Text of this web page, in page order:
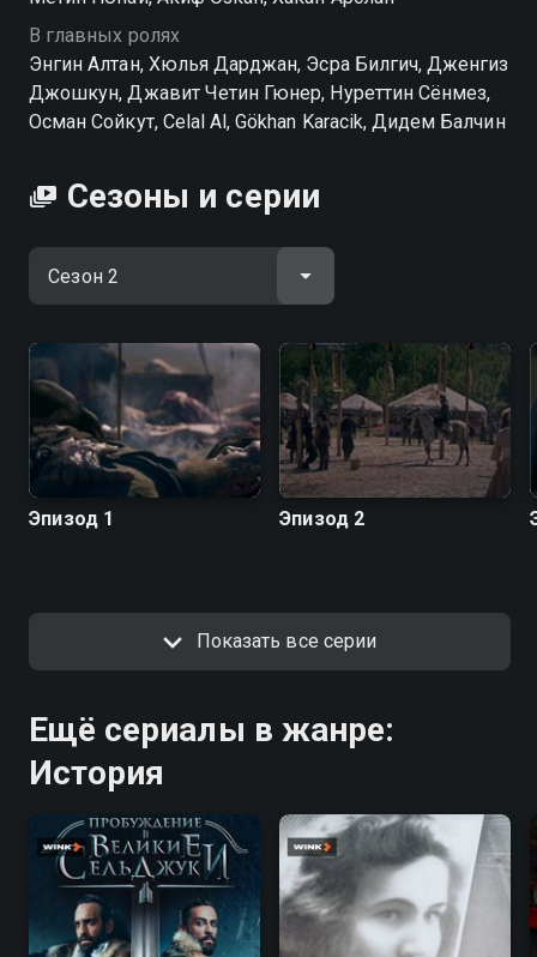
и, конечно же, о любви.
Посмотреть онлайн 2 сезон сериала Воскресший
Эртугрул вы можете совершенно бесплатно в
В главных ролях
Энгин Алтан, Хюлья Дарджан, Эсра Билгич, Дженгиз
Джошкун, Джавит Четин Гюнер, Нуреттин Сёнмез,
Осман Сойкут, Celal Al, Gökhan Karacik, Дидем Балчин
Сезоны и серии
Эпизод 1 Эпизод 2
Показать все серии
Ещё сериалы в жанре:
История